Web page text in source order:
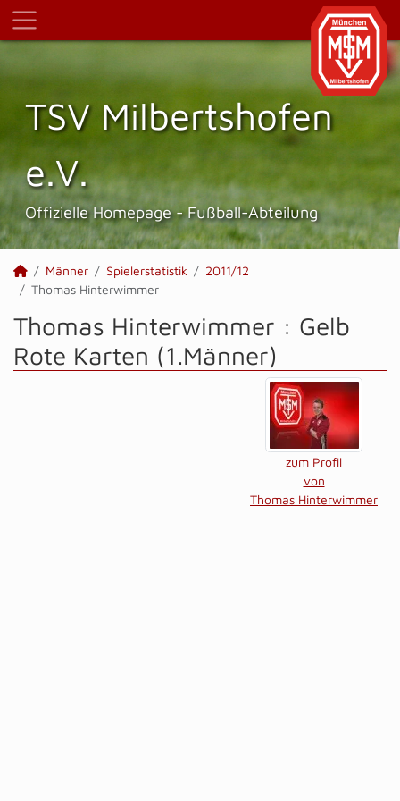
TSV Milbertshofen
e.V.
Offizielle Homepage - Fußball-Abteilung
Männer Spielerstatistik
2011/12
Thomas Hinterwimmer
Thomas Hinterwimmer : Gelb
Rote Karten (1.Männer)
zum Profil
von
Thomas Hinterwimmer